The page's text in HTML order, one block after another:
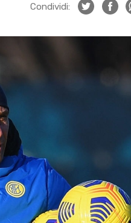
Condividi: